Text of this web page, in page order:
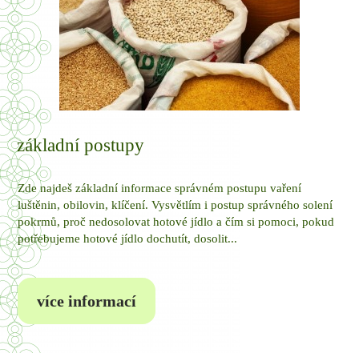
základní postupy
Zde najdeš základní informace správném postupu vaření
luštěnin, obilovin, klíčení. Vysvětlím i postup správného solení
pokrmů, proč nedosolovat hotové jídlo a čím si pomoci, pokud
potřebujeme hotové jídlo dochutít, dosolit...
více informací